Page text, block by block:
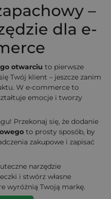
–
dla e-
otwarciu to pierwsze
Twój klient – jeszcze zanim
W e-commerce to
emocje i tworzy
Przekonaj się, że dodanie
to prosty sposób, by
zakupowe i zapisać
narzędzie
i stwórz własne
wyróżnią Twoją markę.